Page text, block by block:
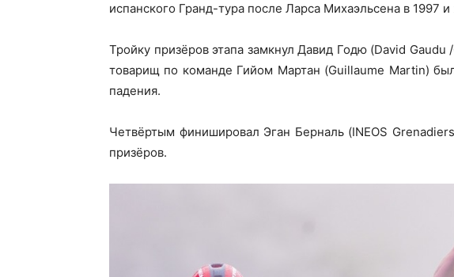
испанского Гранд-тура после Ларса Михаэльсена в 1997 и
Тройку призёров этапа замкнул Давид Годю (David Gaudu
товарищ по команде Гийом Мартан (Guillaume Martin)
падения.
Четвёртым финишировал Эган Берналь (INEOS
призёров.